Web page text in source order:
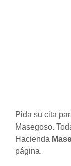
Pida su cita
Masegoso.
Hacienda
página.